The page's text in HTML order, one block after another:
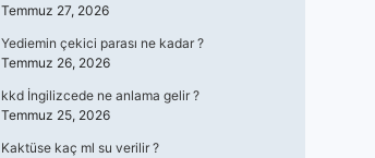
Temmuz 27, 2026
Yediemin çekici parası ne kadar ?
Temmuz 26, 2026
kkd İngilizcede ne anlama gelir ?
Temmuz 25, 2026
Kaktüse kaç ml su verilir ?